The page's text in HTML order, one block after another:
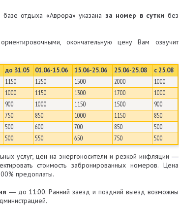
отдыха «Аврора» указана за номер в сутки без
окончательную цену Вам озвучит
до 31.05 01.06-15.06 15.06-25.06 25.06-25.08
с 25.08
1150 1250 1500 2000
1000
1000 1150 1300 1700
1000
900 1000 1150 1500
900
750 850 1000 1150
850
500 600 700 850
500
500 550 650 750 500
услуг, цен на энергоносители и резкой инфляции ―
стоимость забронированных номеров. Цена
предоплаты.
― до 11:00. Ранний заезд и поздний выезд возможны